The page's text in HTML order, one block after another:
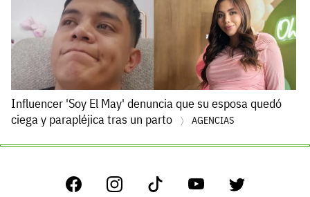
Influencer 'Soy El May' denuncia que su esposa quedó
ciega y parapléjica tras un parto
AGENCIAS